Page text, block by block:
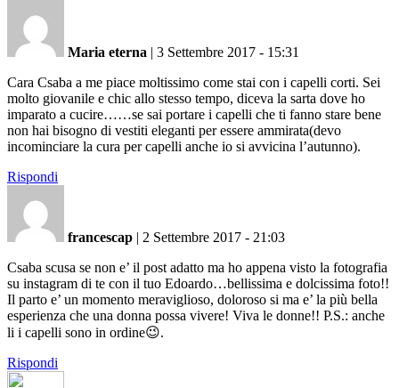
Maria eterna | 3 Settembre 2017 - 15:31
Cara Csaba a me piace moltissimo come stai con i capelli corti. Sei
molto giovanile e chic allo stesso tempo, diceva la sarta dove ho
imparato a cucire……se sai portare i capelli che ti fanno stare bene
non hai bisogno di vestiti eleganti per essere ammirata(devo
incominciare la cura per capelli anche io si avvicina l’autunno).
Rispondi
francescap | 2 Settembre 2017 - 21:03
Csaba scusa se non e’ il post adatto ma ho appena visto la fotografia
su instagram di te con il tuo Edoardo…bellissima e dolcissima foto!!
Il parto e’ un momento meraviglioso, doloroso si ma e’ la più bella
esperienza che una donna possa vivere! Viva le donne!! P.S.: anche
li i capelli sono in ordine😉.
Rispondi